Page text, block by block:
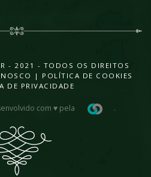
- 2021 - TODOS OS DIREITOS
| POLÍTICA DE COOKIES
DE PRIVACIDADE
com ♥ pela .